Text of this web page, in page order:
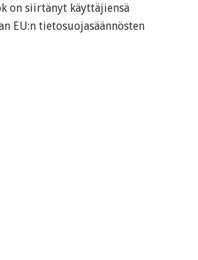
on siirtänyt käyttäjiensä
EU:n tietosuojasäännösten